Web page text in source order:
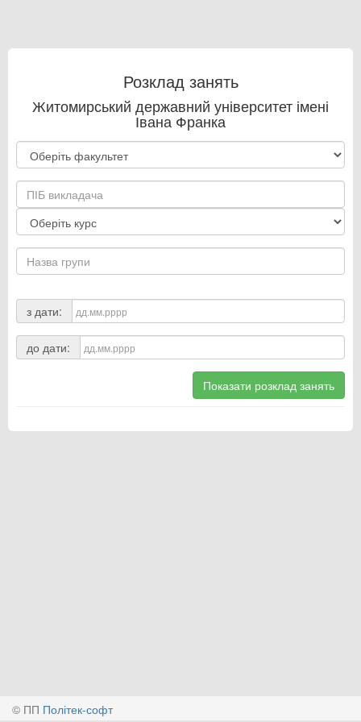
Розклад занять
Житомирський державний університет імені
Івана Франка
з дати:
до дати:
Показати розклад занять
© ПП Політек-софт